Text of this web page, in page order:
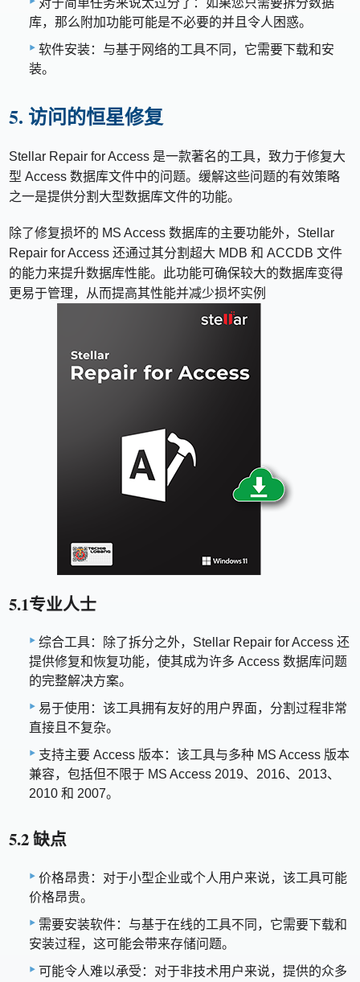
库，那么附加功能可能是不必要的并且令人困惑。
软件安装：与基于网络的工具不同，它需要下载和安
装。
5. 访问的恒星修复
Stellar Repair for Access 是一款著名的工具，致力于修复大
型 Access 数据库文件中的问题。缓解这些问题的有效策略
之一是提供分割大型数据库文件的功能。
除了修复损坏的 MS Access 数据库的主要功能外，Stellar
Repair for Access 还通过其分割超大 MDB 和 ACCDB 文件
的能力来提升数据库性能。此功能可确保较大的数据库变得
更易于管理，从而提高其性能并减少损坏实例
5.1专业人士
综合工具：除了拆分之外，Stellar Repair for Access 还
提供修复和恢复功能，使其成为许多 Access 数据库问题
的完整解决方案。
易于使用：该工具拥有友好的用户界面，分割过程非常
直接且不复杂。
支持主要 Access 版本：该工具与多种 MS Access 版本
兼容，包括但不限于 MS Access 2019、2016、2013、
2010 和 2007。
5.2 缺点
价格昂贵：对于小型企业或个人用户来说，该工具可能
价格昂贵。
需要安装软件：与基于在线的工具不同，它需要下载和
安装过程，这可能会带来存储问题。
可能令人难以承受：对于非技术用户来说，提供的众多